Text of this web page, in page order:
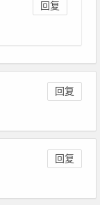
回复
回复
回复